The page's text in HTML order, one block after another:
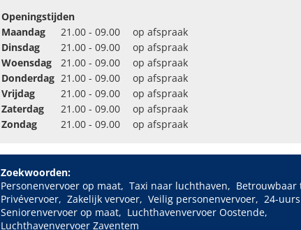
Openingstijden
Maandag
21.00 - 09.00
op afspraak
Dinsdag
21.00 - 09.00
op afspraak
Woensdag
21.00 - 09.00
op afspraak
Donderdag 21.00 - 09.00
op afspraak
Vrijdag
21.00 - 09.00
op afspraak
Zaterdag
21.00 - 09.00
op afspraak
Zondag
21.00 - 09.00 op afspraak
Zoekwoorden:
Personenvervoer op maat
Taxi naar luchthaven
Privévervoer
Zakelijk vervoer Veilig personenvervoer
24-
Seniorenvervoer op maat
Luchthavenvervoer Oostende
Luchthavenvervoer Zaventem